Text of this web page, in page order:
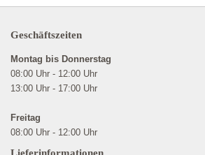
Geschäftszeiten
Montag bis Donnerstag
08:00 Uhr - 12:00 Uhr
13:00 Uhr - 17:00 Uhr
Freitag
08:00 Uhr - 12:00 Uhr